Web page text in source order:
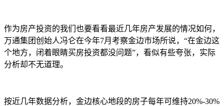
作为房产投资的我们也要看看最近几年房产发展的情况如何，
万通集团创始人冯仑在今年7月考察金边市场所说，“在金边这
个地方，闭着眼睛买房投资都没问题”，看似有些夸张，实际
分析却不无道理。
按近几年数据分析，金边核心地段的房子每年可维持20%-30%